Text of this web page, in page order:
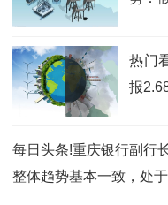
热门
报
每日头条!重庆银行副行
整体趋势基本一致，处